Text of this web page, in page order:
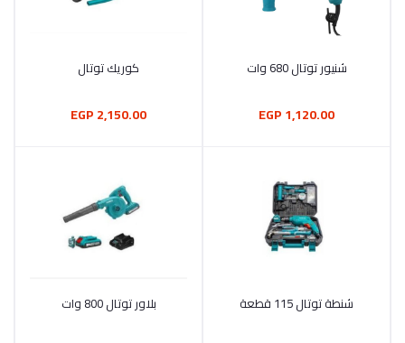
أضف إلى السلة
شنيور توتال 680 وات
1,120.00 EGP
أضف إلى السلة
كوريك توتال
2,150.00 EGP
أضف إلى السلة
شنطة توتال 115 قطعة أضف إلى السلة
بلاور توتال 800 وات